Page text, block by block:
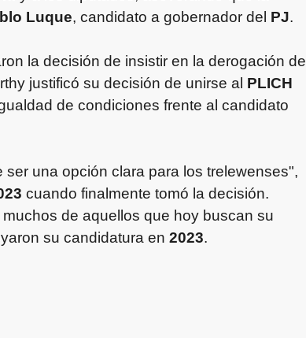
Luque, candidato a gobernador del PJ.
la decisión de insistir en la derogación de
justificó su decisión de unirse al PLICH
de condiciones frente al candidato
una opción clara para los trelewenses",
cuando finalmente tomó la decisión.
de aquellos que hoy buscan su
su candidatura en 2023.